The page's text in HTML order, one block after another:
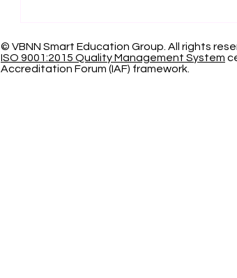
22 عالمياً في تصنيف كيو إس
لعام 2026
© VBNN Smart Education Group. All rights
ISO 9001:2015 Quality Management System
Accreditation Forum (IAF) framework.